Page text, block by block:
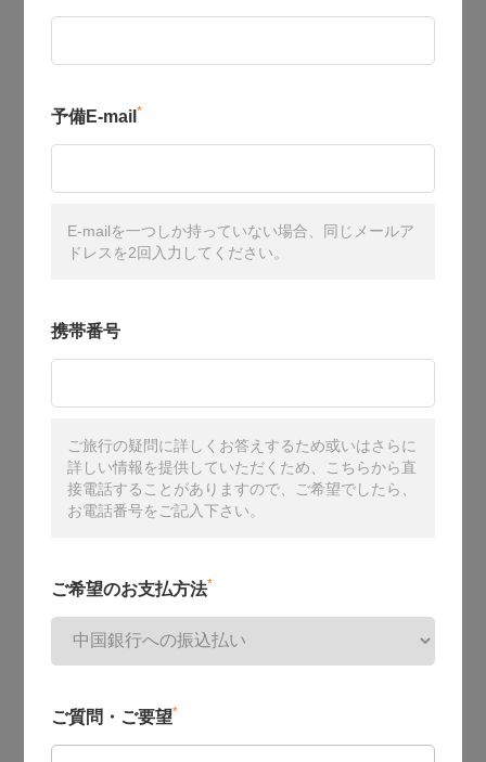
予備E-mail *
E-mailを一つしか持っていない場合、同じメールア
ドレスを2回入力してください。
携帯番号
ご旅行の疑問に詳しくお答えするため或いはさらに
詳しい情報を提供していただくため、こちらから直
接電話することがありますので、ご希望でしたら、
お電話番号をご記入下さい。
ご希望のお支払方法*
ご質問・ご要望*